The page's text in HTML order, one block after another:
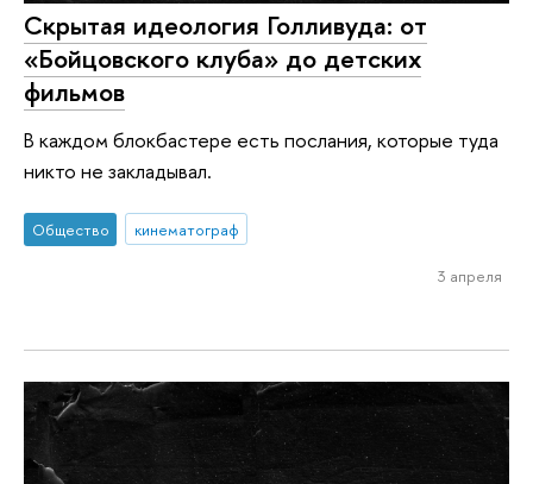
Скрытая идеология Голливуда: от
«Бойцовского клуба» до детских
фильмов
В каждом блокбастере есть послания, которые туда
никто не закладывал.
Общество кинематограф
3 апреля